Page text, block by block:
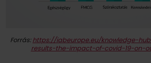
Forrás:https://iabeurope.eu/knowledge-
results-the-impact-of-covid-19-on-